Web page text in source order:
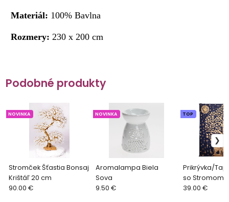
Materiál: 100% Bavlna
Rozmery:230 x 200 cm
Podobné produkty
Stromček Šťastia Bonsaj
Krištáľ 20 cm
NOVINKA
90.00 €
Aromalampa Biela
Sova
NOVINKA
9.50 €
Prikrývka/
so Stromom
Modro - Zlatá
TOP
39.00 €